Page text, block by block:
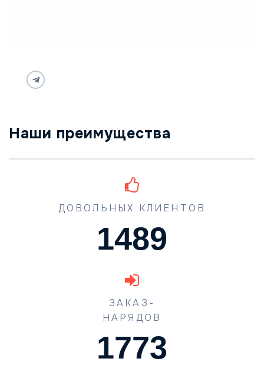
Наши преимущества
ДОВОЛЬНЫХ КЛИЕНТОВ
1489
ЗАКАЗ-
НАРЯДОВ
1773